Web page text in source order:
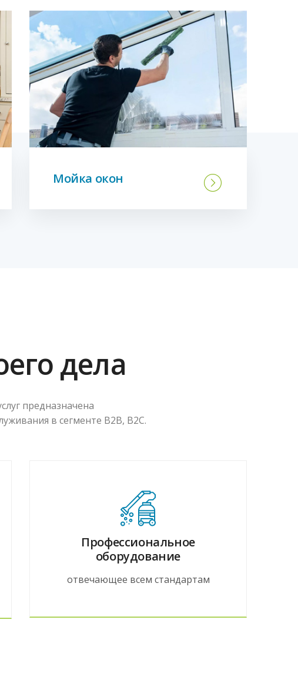
Мойка окон
дела
предназначена
в сегменте B2B, B2C.
Профессиональное
оборудование
отвечающее всем стандартам